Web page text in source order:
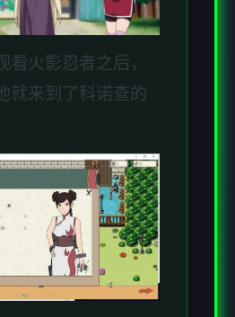
看火影忍者之后，
就来到了科诺查的